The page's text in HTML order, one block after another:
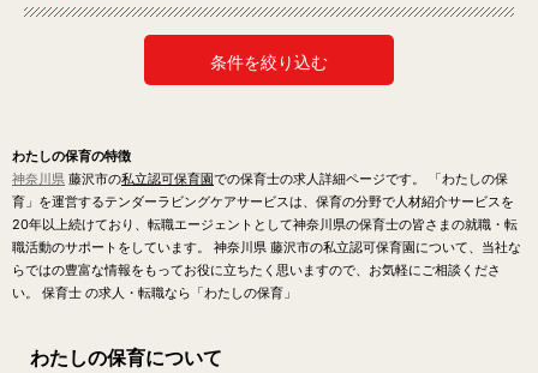
条件を絞り込む
わたしの保育の特徴
神奈川県 藤沢市の私立認可保育園での保育士の求人詳細ページです。 「わたしの保
育」を運営するテンダーラビングケアサービスは、保育の分野で人材紹介サービスを
20年以上続けており、転職エージェントとして神奈川県の保育士の皆さまの就職・転
職活動のサポートをしています。 神奈川県 藤沢市の私立認可保育園について、当社な
らではの豊富な情報をもってお役に立ちたく思いますので、お気軽にご相談くださ
い。 保育士 の求人・転職なら「わたしの保育」
わたしの保育について